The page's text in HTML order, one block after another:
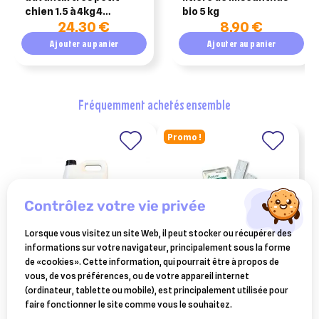
chien 1.5 à 4kg 4
pipettes24,30 €
Ajouter au panier
bio 5 kg
8,90 €
Ajouter au panier
fréquemment achetés ensemble
HORSE MASTER
lactomuscle sirop horse
master contre
l’accumulation d’acide
97,10 €
Promo !
VETO-PHARMA
apivar 10 lanières –
traitement anti-varroa pour
ruche (amitraz)
25,90 €
contrôlez votre vie privée
Lorsque vous visitez un site Web, il peut stocker ou récupérer des
informations sur votre navigateur, principalement sous la forme
de «cookies». Cette information, qui pourrait être à propos de
vous, de vos préférences, ou de votre appareil internet
(ordinateur, tablette ou mobile), est principalement utilisée pour
faire fonctionner le site comme vous le souhaitez.